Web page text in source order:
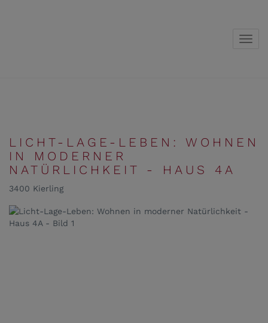
LICHT-LAGE-LEBEN: WOHNEN
IN MODERNER
NATÜRLICHKEIT - HAUS 4A
3400 Kierling